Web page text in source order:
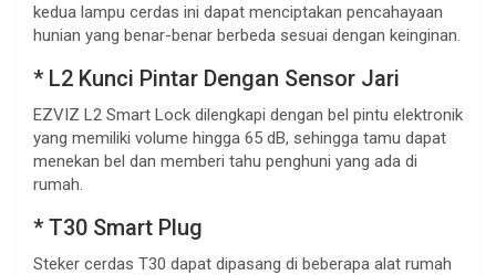
kedua lampu cerdas ini dapat menciptakan pencahayaan
hunian yang benar-benar berbeda sesuai dengan keinginan.
* L2 Kunci Pintar Dengan Sensor Jari
EZVIZ L2 Smart Lock dilengkapi dengan bel pintu elektronik
yang memiliki volume hingga 65 dB, sehingga tamu dapat
menekan bel dan memberi tahu penghuni yang ada di
rumah.
* T30 Smart Plug
Steker cerdas T30 dapat dipasang di beberapa alat rumah